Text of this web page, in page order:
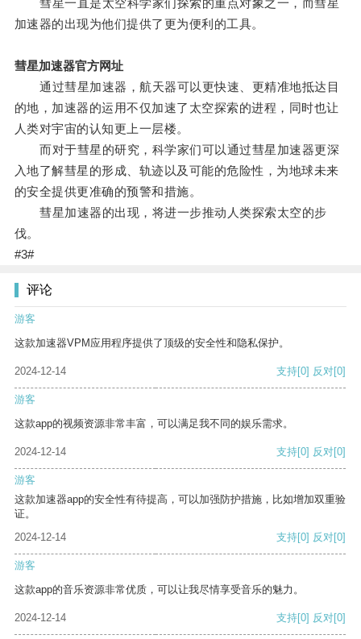
彗星一直是太空科学家们探索的重点对象之一，而彗星
加速器的出现为他们提供了更为便利的工具。
彗星加速器官方网址
通过彗星加速器，航天器可以更快速、更精准地抵达目
的地，加速器的运用不仅加速了太空探索的进程，同时也让
人类对宇宙的认知更上一层楼。
而对于彗星的研究，科学家们可以通过彗星加速器更深
入地了解彗星的形成、轨迹以及可能的危险性，为地球未来
的安全提供更准确的预警和措施。
彗星加速器的出现，将进一步推动人类探索太空的步
伐。
#3#
评论
游客
这款加速器VPM应用程序提供了顶级的安全性和隐私保护。
2024-12-14 支持[0] 反对[0]
游客
这款app的视频资源非常丰富，可以满足我不同的娱乐需求。
2024-12-14 支持[0] 反对[0]
游客
这款加速器app的安全性有待提高，可以加强防护措施，比如增加双重验
证。
2024-12-14
支持[0] 反对[0]
游客
这款app的音乐资源非常优质，可以让我尽情享受音乐的魅力。
2024-12-14 支持[0] 反对[0]